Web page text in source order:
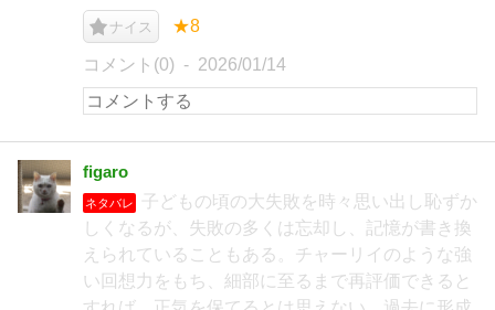
ナイス ★8
コメント(0) 2026/01/14
figaro
ネタバレ
子どもの頃の大失敗を時々思い出し恥ずか
しくなるが、失敗の多くは忘却し、記憶が書き換
えられていることもある。チャーリイのような強
い回想力をもち、細部に至るまで再評価できると